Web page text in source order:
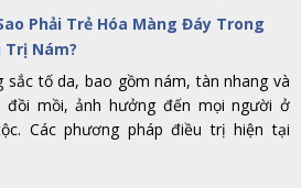
Phải Trẻ Hóa Màng Đáy Trong
Trị Nám?
sắc tố da, bao gồm nám, tàn nhang và
đồi mồi, ảnh hưởng đến mọi người ở
Các phương pháp điều trị hiện tại